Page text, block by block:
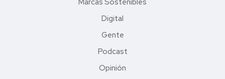
Marcas Sostenibles
Digital
Gente
Podcast
Opinión